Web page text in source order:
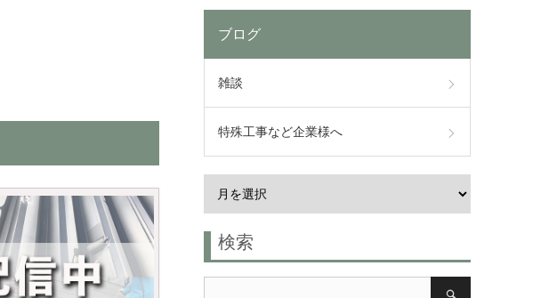
ブログ
雑談
特殊工事など企業様へ
検索